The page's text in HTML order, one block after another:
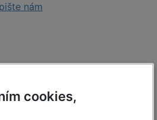
nám
cookies,